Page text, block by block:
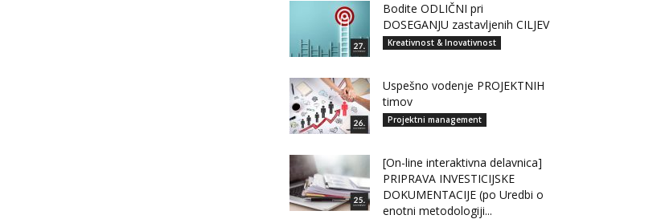
Bodite ODLIČNI pri
DOSEGANJU zastavljenih CILJEV
Kreativnost & Inovativnost
Uspešno vodenje PROJEKTNIH
timov
Projektni management
[On-line interaktivna delavnica]
PRIPRAVA INVESTICIJSKE
DOKUMENTACIJE (po Uredbi o
enotni metodologiji...